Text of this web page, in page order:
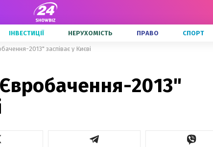
ІНВЕСТИЦІЇ НЕРУХОМІСТЬ ПРАВО СПОРТ
2013" заспіває у Києві
2013"